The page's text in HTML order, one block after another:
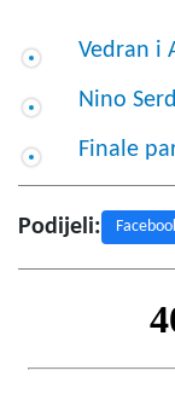
Vedran i
Nino
Finale
Podijeli: